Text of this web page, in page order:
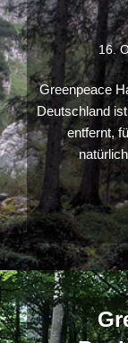
16.
Greenpeace
Deutschland
entfernt,